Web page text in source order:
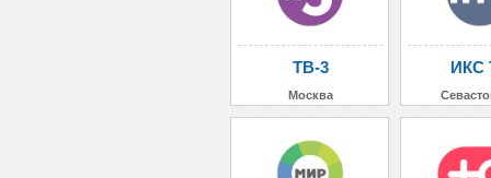
ТВ-3
Москва
ИКС